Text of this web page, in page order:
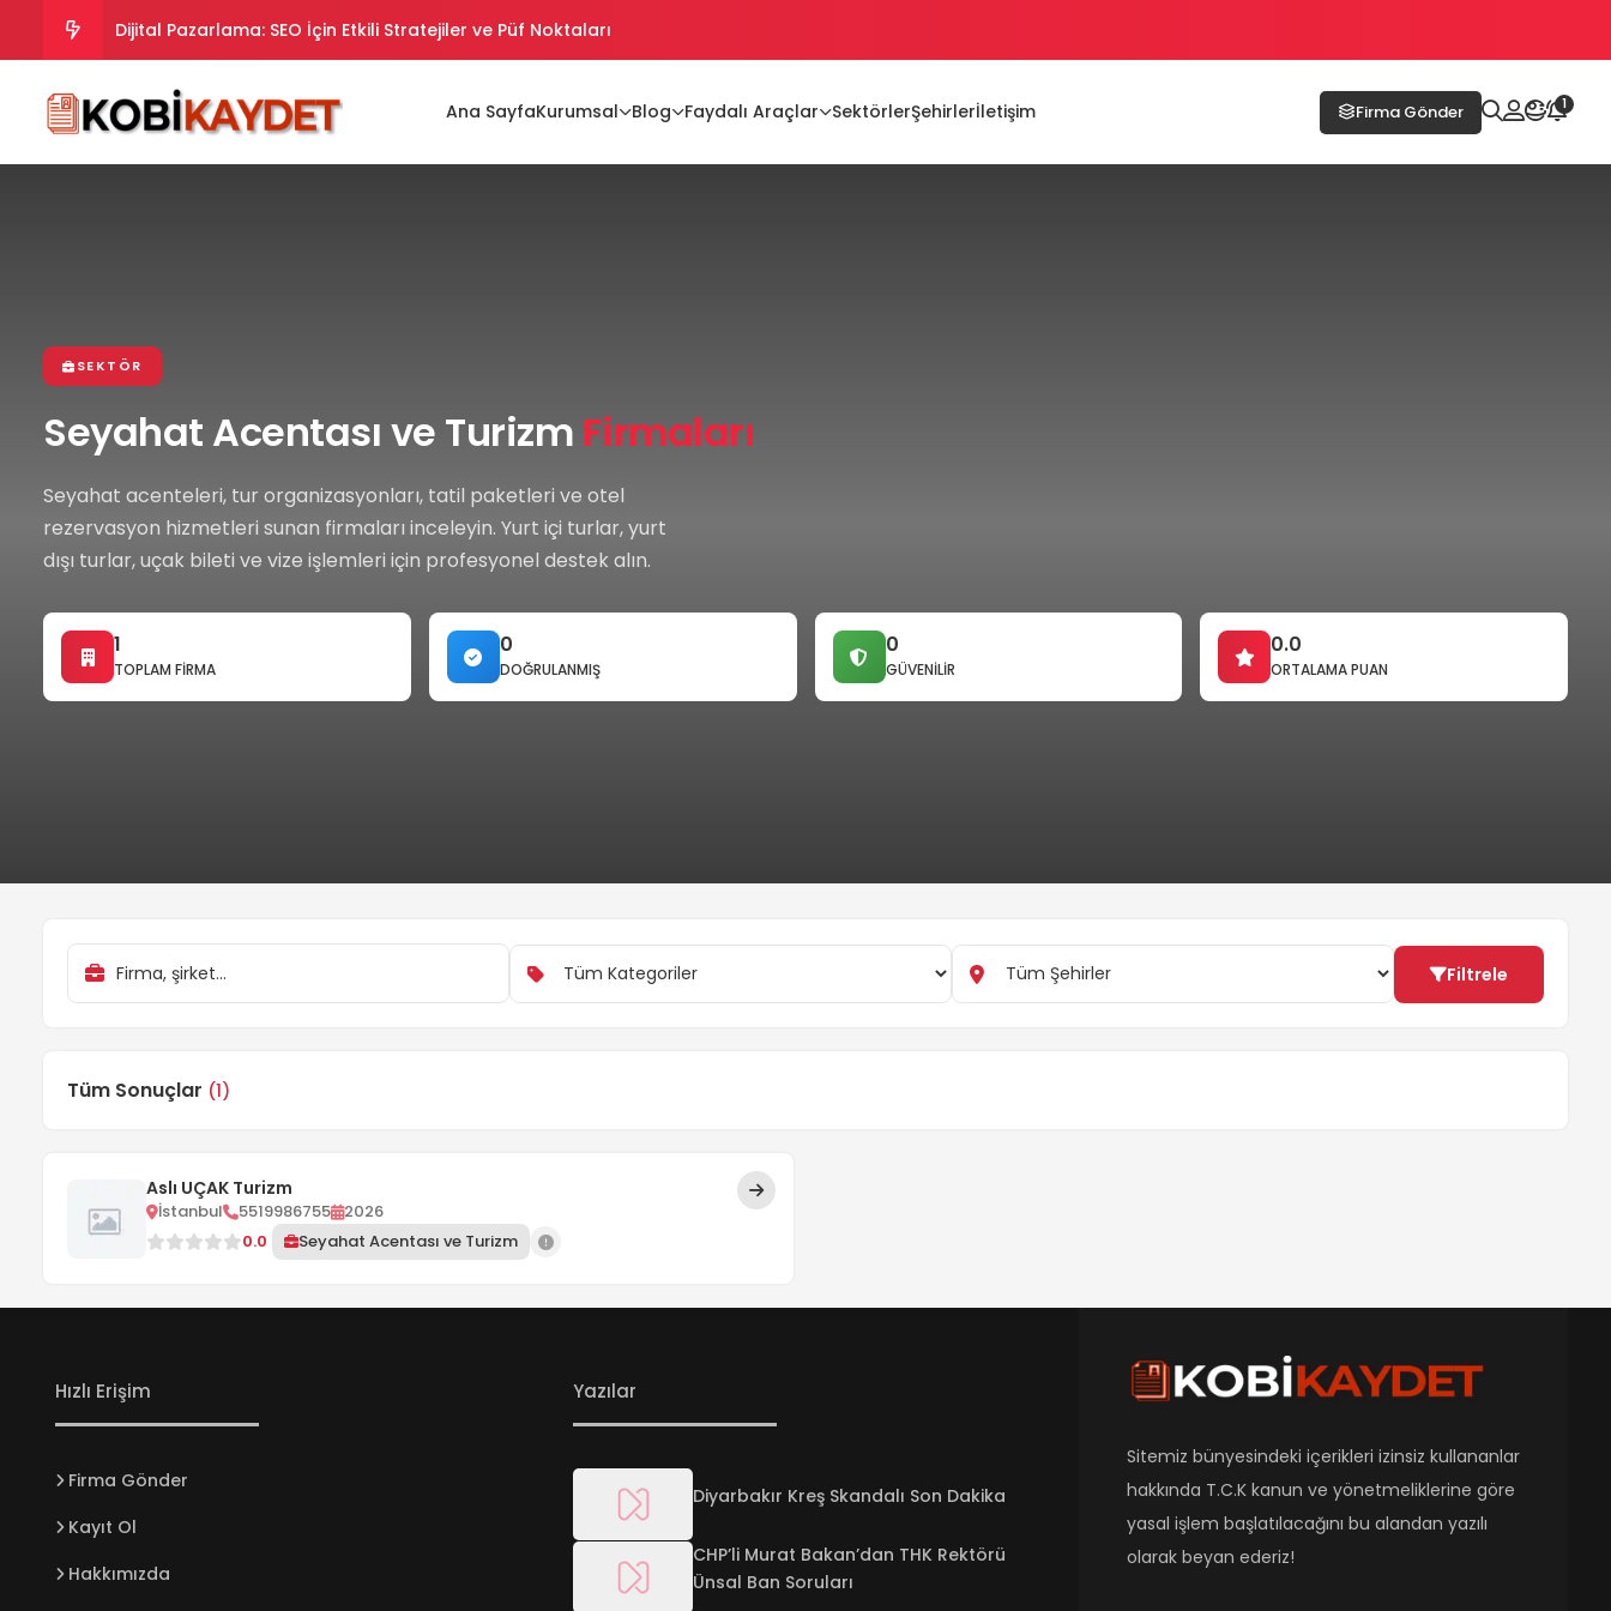
Dijital Pazarlama: SEO İçin Etkili Stratejiler ve Püf Noktaları
Dijital Pazarlama Stratejileri: SEO İpuçları ve Taktikler
Ana SayfaKurumsal Blog Faydalı Araçlar SektörlerŞehirlerİletişim Firma Gönder 1
SEKTÖR
Seyahat Acentası ve Turizm Firmaları
Seyahat acenteleri, tur organizasyonları, tatil paketleri ve otel
rezervasyon hizmetleri sunan firmaları inceleyin. Yurt içi turlar, yurt
dışı turlar, uçak bileti ve vize işlemleri için profesyonel destek alın.
1
TOPLAM FIRMA
0
DOĞRULANMIŞ
0
GÜVENILIR
0.0
ORTALAMA PUAN
Filtrele
Tüm Sonuçlar (1)
Aslı UÇAK Turizm
İstanbul 5519986755 2026
0.0
Seyahat Acentası ve Turizm
Hızlı Erişim
Firma Gönder
Kayıt Ol
Hakkımızda
Yazılar
Diyarbakır Kreş Skandalı Son Dakika
CHP’li Murat Bakan’dan THK Rektörü
Ünsal Ban Soruları
Sitemiz bünyesindeki içerikleri izinsiz kullananlar
hakkında T.C.K kanun ve yönetmeliklerine göre
yasal işlem başlatılacağını bu alandan yazılı
olarak beyan ederiz!